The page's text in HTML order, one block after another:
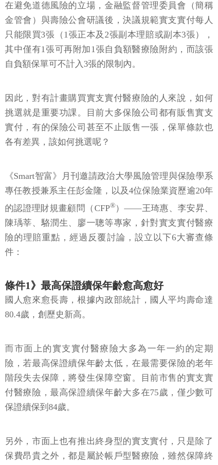
在避免道德風險的立場，金融監督管理委員會（簡稱
金管會）與壽險公會研議後，決議規範實支實付每人
只能限買3張（1張正本及2張副本理賠或副本3張），
其中僅有1張可再附加1張自負額醫療險附約，而該張
自負額保單可不計入3張的限制內。
因此，對有計畫購買實支實付醫療險的人來說，如何
挑選就是重要功課。目前大多保險公司都有販售實支
實付，有的保險公司甚至不止販售一張，保單條款也
各有差異，該如何挑選呢？
《Smart智富》月刊邀請政治大學風險管理與保險學系
專任教授兼系主任彭金隆，以及4位保險業資歷逾20年
的認證理財規畫顧問（CFP®）——王琦惠、李安昇、
陳瑀莘、駱潤生、廖一聰等專家，針對實支實付醫療
險的理賠重點，經過反覆討論，設立以下6大審查條
件：
條件1》最高保證續保年齡愈高愈好
國人愈來愈長壽，根據內政部統計，國人平均壽命達
80.4歲，創歷史新高。
而市面上的實支實付醫療險大多為一年一約的定期
險，若最高保證續保年齡太低，在最需要保險的老年
階段失去保障，將發生保障空窗。目前市售的實支實
付醫療險，最高保證續保年齡大多在75歲，僅少數可
保證續保到84歲。
另外，市面上也有推出終身型的實支實付，只是除了
保費昂貴之外，都是屬於帳戶型醫療險，雖然保障終